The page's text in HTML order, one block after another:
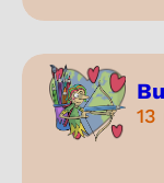
13